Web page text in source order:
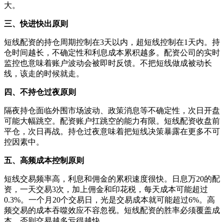
大。
三、快进快出原则
短线配资的持仓周期控制在3天以内，超短线控制在1天内。持
仓时间越长，不确定性和利息成本累积越多。配资公司的实时
监控也意味着账户波动会被即时反馈。不把短线做成被动长
线，该走的时候就走。
四、不持仓过夜原则
隔夜持仓面临外围市场波动、政策消息等不确定性，次日开盘
可能大幅跳空。配资账户扛跳空的能力有限。短线配资收盘前
平仓，次日再战。持仓过夜意味着把短线决策暴露在更多不可
控因素中。
五、高频成本控制原则
短线交易频率高，利息和佣金的累积速度很快。日息万20的配
资，一天交易3次，加上佣金和印花税，每天成本可能超过
0.3%。一个月20个交易日，光是交易成本就可能超过6%。高
频交易的成本吞噬效应不容忽视。短线配资的胜率必须覆盖成